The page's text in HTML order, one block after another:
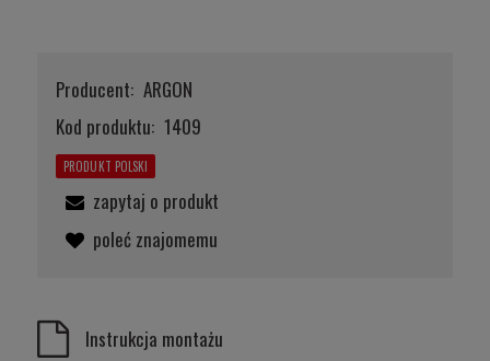
Producent: ARGON
Kod produktu: 1409
PRODUKT POLSKI
zapytaj o produkt
poleć znajomemu
Instrukcja montażu